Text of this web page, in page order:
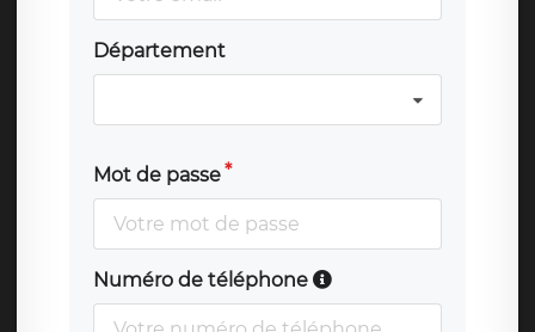
Département
Mot de passe
Numéro de téléphone